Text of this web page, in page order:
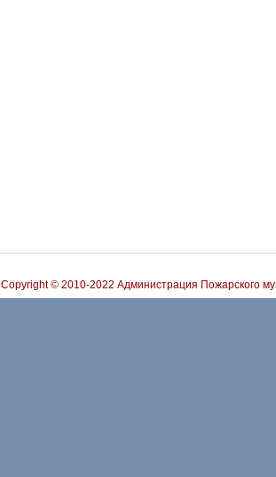
Copyright © 2010-2022 Администрация Пожарского